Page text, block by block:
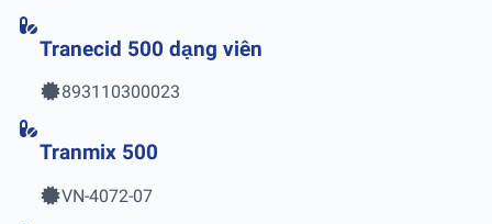
Tranecid 500 dạng viên
893110300023
Tranmix 500
VN-4072-07